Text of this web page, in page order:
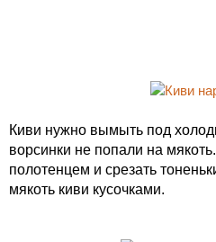
Киви нужно вымыть под
ворсинки не попали на
полотенцем и срезать
мякоть киви кусочками.